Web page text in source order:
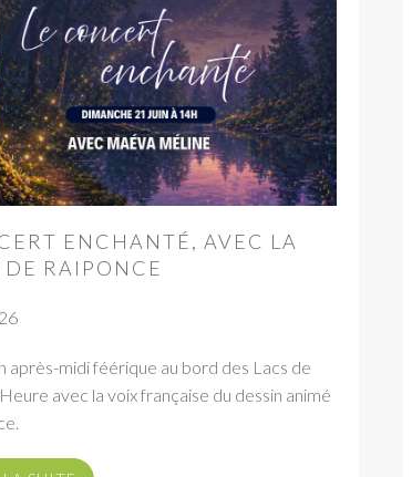
ENCHANTÉ, AVEC LA
RAIPONCE
après-midi féérique au bord des Lacs de
avec la voix française du dessin animé